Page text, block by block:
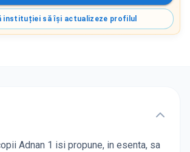
instituției să își actualizeze profilul
Adnan 1 isi propune, in esenta, sa